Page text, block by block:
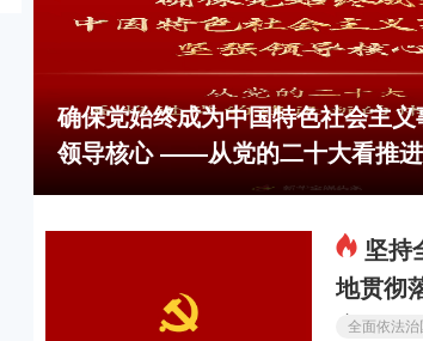
确保党始终成为中国特色社会主义
领导核心 ——从党的二十大看推进
的伟大工程
坚持
地贯彻
察
全面依法治